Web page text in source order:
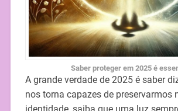
Saber proteger em 2025 é
A grande verdade de 2025 é saber
nos torna capazes de preservarmos